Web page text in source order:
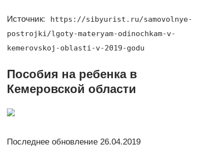
Источник:
https://sibyurist.ru/samovolnye-
postrojki/lgoty-materyam-odinochkam-v-
kemerovskoj-oblasti-v-2019-godu
Пособия на ребенка в
Кемеровской области
Последнее обновление 26.04.2019